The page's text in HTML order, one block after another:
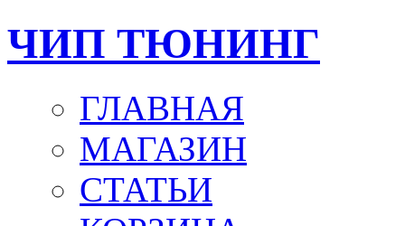
ЧИП ТЮНИНГ
ГЛАВНАЯ
МАГАЗИН
СТАТЬИ